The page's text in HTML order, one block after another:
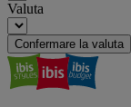
Valuta
Confermare la valuta